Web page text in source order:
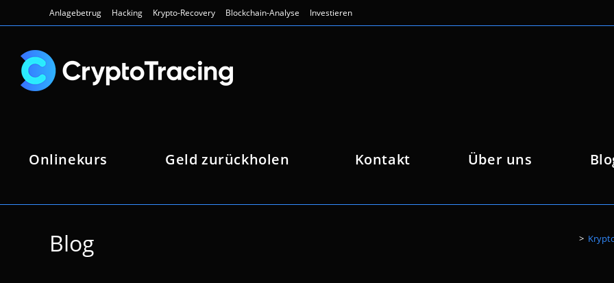
Inhalt
Anlagebetrug Hacking Krypto-Recovery Blockchain-Analyse Investieren
Onlinekurs Geld zurückholen Kontakt Über uns
Blog >